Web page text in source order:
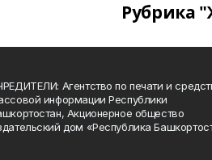
Рубрика
Агентство по печати и
информации Республики
Акционерное общество
дом «Республика